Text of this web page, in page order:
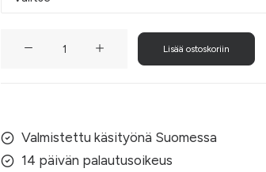
Lisää ostoskoriin
Valmistettu käsityönä Suomessa
14 päivän palautusoikeus